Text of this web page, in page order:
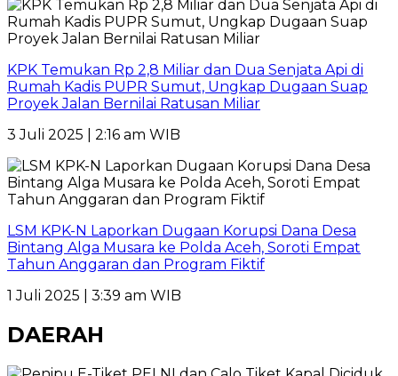
KPK Temukan Rp 2,8 Miliar dan Dua Senjata Api di
Rumah Kadis PUPR Sumut, Ungkap Dugaan Suap
Proyek Jalan Bernilai Ratusan Miliar
3 Juli 2025 | 2:16 am WIB
LSM KPK-N Laporkan Dugaan Korupsi Dana Desa
Bintang Alga Musara ke Polda Aceh, Soroti Empat
Tahun Anggaran dan Program Fiktif
1 Juli 2025 | 3:39 am WIB
DAERAH